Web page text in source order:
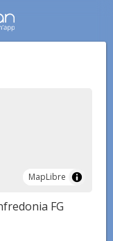
MapLibre
MapLibre
FG